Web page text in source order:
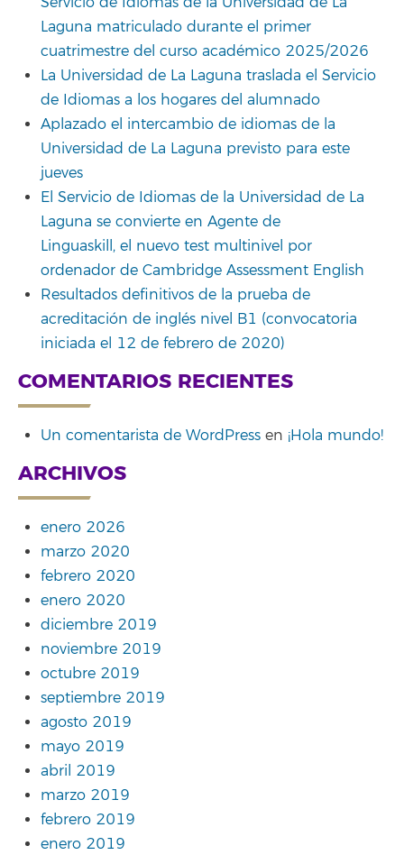
Laguna matriculado durante el primer
cuatrimestre del curso académico 2025/2026
La Universidad de La Laguna traslada el Servicio
de Idiomas a los hogares del alumnado
Aplazado el intercambio de idiomas de la
Universidad de La Laguna previsto para este
jueves
El Servicio de Idiomas de la Universidad de La
Laguna se convierte en Agente de
Linguaskill, el nuevo test multinivel por
ordenador de Cambridge Assessment English
Resultados definitivos de la prueba de
acreditación de inglés nivel B1 (convocatoria
iniciada el 12 de febrero de 2020)
COMENTARIOS RECIENTES
Un comentarista de WordPress en ¡Hola mundo!
ARCHIVOS
enero 2026
marzo 2020
febrero 2020
enero 2020
diciembre 2019
noviembre 2019
octubre 2019
septiembre 2019
agosto 2019
mayo 2019
abril 2019
marzo 2019
febrero 2019
enero 2019